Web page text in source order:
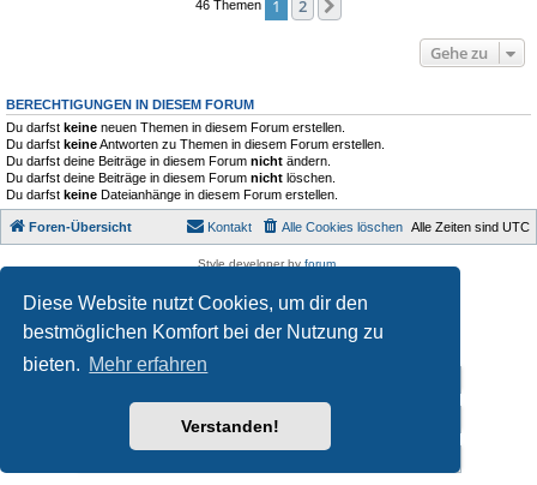
Diese Website nutzt Cookies, um dir den
bestmöglichen Komfort bei der Nutzung zu
bieten. Mehr erfahren
Verstanden!
46 Themen 1 2
Gehe zu
BERECHTIGUNGEN IN DIESEM FORUM
Du darfst keine neuen Themen in diesem Forum erstellen.
Du darfst keineAntworten zu Themen in diesem Forum erstellen.
Du darfst deine Beiträge in diesem Forum nicht ändern.
Du darfst deine Beiträge in diesem Forum nicht löschen.
Du darfst keine Dateianhänge in diesem Forum erstellen.
Foren-Übersicht Alle Zeiten sind UTC
Alle Cookies löschen
Kontakt
Style developer by forum
Deutsche Übersetzung durchphpBB.de
Datenschutz
Nutzungsbedingungen
Datenschutzerklärung